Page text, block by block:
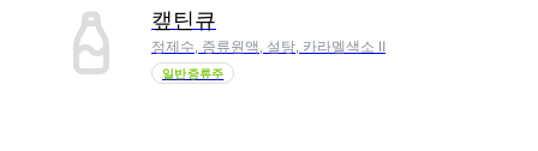
캪틴큐
정제수, 증류원액, 설탕, 카라멜색소 Ⅱ
일반증류주